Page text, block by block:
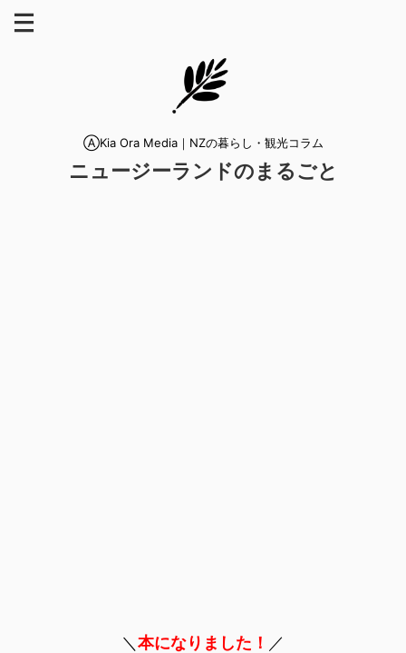
ⒶKia Ora Media｜NZの暮らし・観光コラム
ニュージーランドのまるごと
＼ 本になりました！ ／